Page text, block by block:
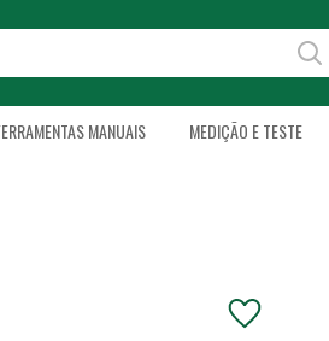
MANUAIS MEDIÇÃO E TESTE